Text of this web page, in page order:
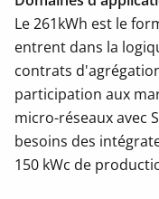
Le 261kWh est le
entrent dans la
contrats
participation aux
micro-réseaux avec
besoins des
150 kWc de